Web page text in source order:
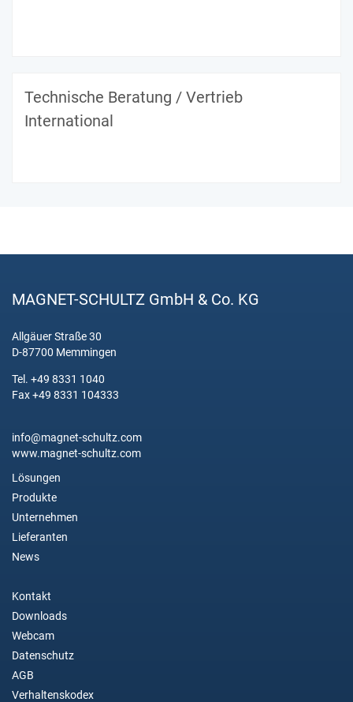
Technische Beratung / Vertrieb
International
MAGNET-SCHULTZ GmbH & Co. KG
Allgäuer Straße 30
D-87700 Memmingen
Tel. +49 8331 1040
Fax +49 8331 104333
info@magnet-schultz.com
www.magnet-schultz.com
Lösungen
Produkte
Unternehmen
Lieferanten
News
Kontakt
Downloads
Webcam
Datenschutz
AGB
Verhaltenskodex